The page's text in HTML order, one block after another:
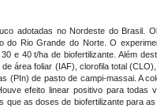
adotadas no Nordeste do Brasil.
do Rio Grande do Norte. O
e 40 t/ha de biofertilizante. Além
área foliar (IAF), clorofila total
(PIn) de pasto de campi-massai. A
efeito linear positivo para todas
as doses de biofertilizante para